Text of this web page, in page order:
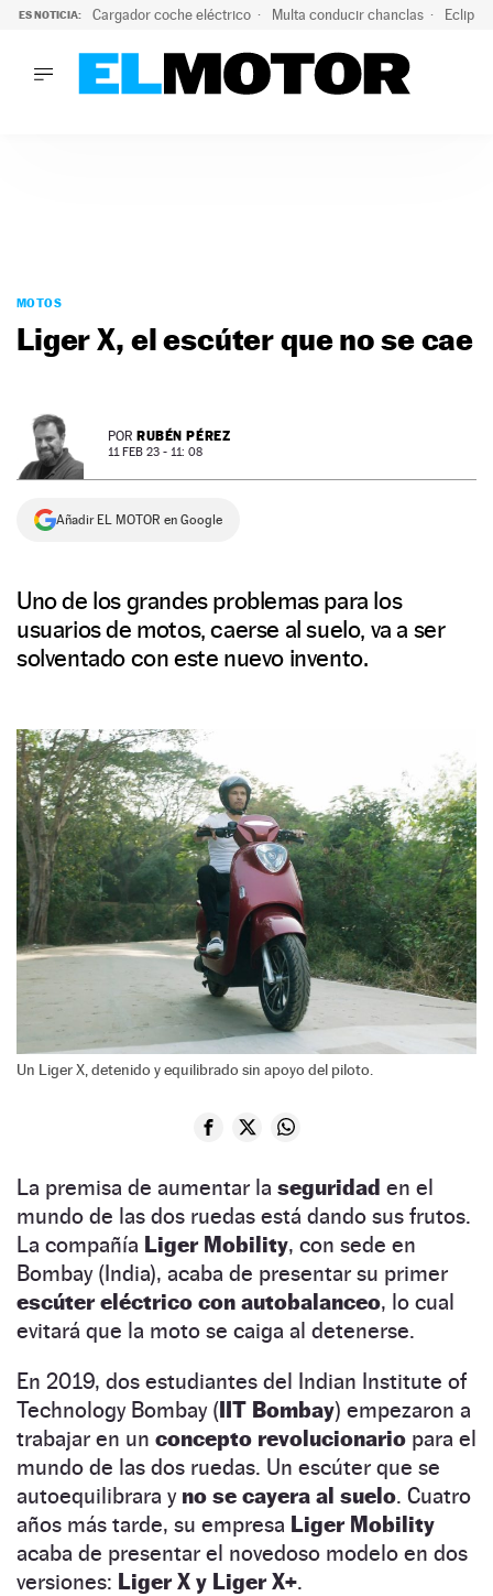
ES NOTICIA: Cargador coche eléctrico Multa conducir chanclas
PODCAST
MOTOS
MOTORTV
PREMIOS
SERVICIOS
NEWSLETTER
SÍGUENOS
MOTOS
Liger X, el escúter que no se cae
POR RUBÉN PÉREZ
11 FEB 23 - 11: 08
Añadir EL MOTOR en Google
Uno de los grandes problemas para los
usuarios de motos, caerse al suelo, va a ser
solventado con este nuevo invento.
Un Liger X, detenido y equilibrado sin apoyo del piloto.
La premisa de aumentar la seguridad en el
mundo de las dos ruedas está dando sus frutos.
La compañía Liger Mobility, con sede en
Bombay (India), acaba de presentar su primer
escúter eléctrico con autobalanceo, lo cual
evitará que la moto se caiga al detenerse.
En 2019, dos estudiantes del Indian Institute of
Technology Bombay (IIT Bombay) empezaron a
trabajar en un concepto revolucionario para el
mundo de las dos ruedas. Un escúter que se
autoequilibrara y no se cayera al suelo. Cuatro
años más tarde, su empresa Liger Mobility
acaba de presentar el novedoso modelo en dos
versiones: Liger X y Liger X+.